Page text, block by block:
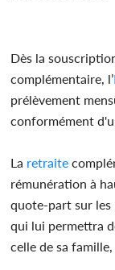
Dès la
complémentaire, l’
prélèvement
conformément
La retraite
rémunération à
quote-part sur les
qui lui permettra
celle de sa